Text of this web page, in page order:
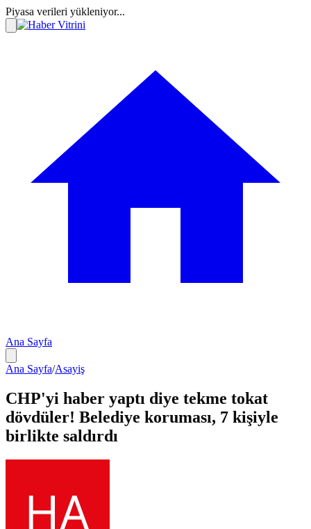
Piyasa verileri yükleniyor...
Ana Sayfa
Ana Sayfa/Asayiş
CHP'yi haber yaptı diye tekme tokat
dövdüler! Belediye koruması, 7 kişiyle
birlikte saldırdı